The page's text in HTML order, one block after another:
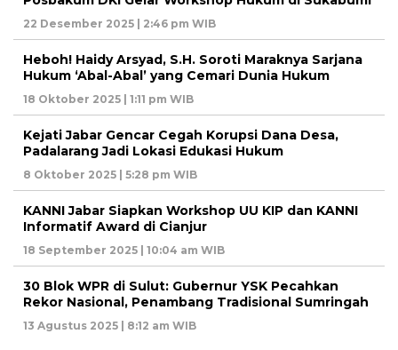
22 Desember 2025 | 2:46 pm WIB
Heboh! Haidy Arsyad, S.H. Soroti Maraknya Sarjana
Hukum ‘Abal-Abal’ yang Cemari Dunia Hukum
18 Oktober 2025 | 1:11 pm WIB
Kejati Jabar Gencar Cegah Korupsi Dana Desa,
Padalarang Jadi Lokasi Edukasi Hukum
8 Oktober 2025 | 5:28 pm WIB
KANNI Jabar Siapkan Workshop UU KIP dan KANNI
Informatif Award di Cianjur
18 September 2025 | 10:04 am WIB
30 Blok WPR di Sulut: Gubernur YSK Pecahkan
Rekor Nasional, Penambang Tradisional Sumringah
13 Agustus 2025 | 8:12 am WIB